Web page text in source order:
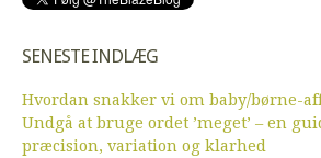
SENESTE INDLÆG
Hvordan snakker vi om baby/børne-
Undgå at bruge ordet ’meget’ – en
præcision, variation og klarhed